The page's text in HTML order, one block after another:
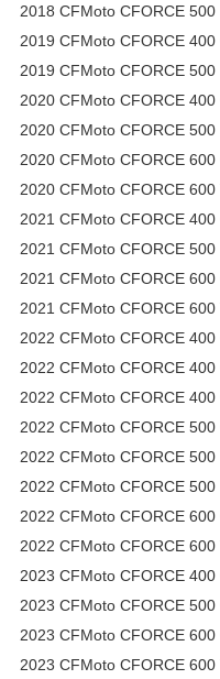
2018 CFMoto CFORCE
2019 CFMoto CFORCE 400
2019 CFMoto CFORCE
2020 CFMoto CFORCE 400
2020 CFMoto CFORCE
2020 CFMoto CFORCE
2020 CFMoto CFORCE 600
2021 CFMoto CFORCE 400
2021 CFMoto CFORCE
2021 CFMoto CFORCE
2021 CFMoto CFORCE 600
2022 CFMoto CFORCE 400
2022 CFMoto CFORCE
2022 CFMoto CFORCE
2022 CFMoto CFORCE
2022 CFMoto CFORCE
2022 CFMoto CFORCE
2022 CFMoto CFORCE
2022 CFMoto CFORCE 600
2023 CFMoto CFORCE
2023 CFMoto CFORCE
2023 CFMoto CFORCE
2023 CFMoto CFORCE